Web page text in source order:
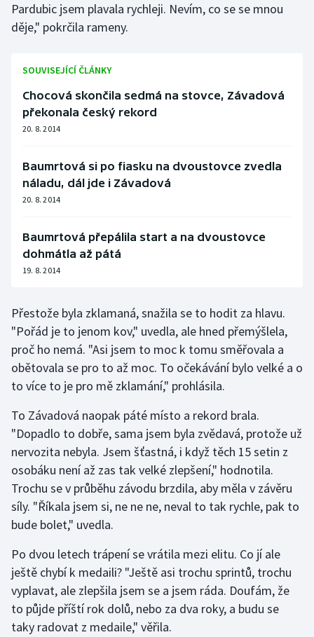
Lyže a snowboard
Motorsport
Olympijské hry
Plavání
Ragby
Rychlostní kanoistika
Short track
Sportovní střelba
Stolní tenis
Triatlon
Veslování
Vodní slalom
Volejbal
Ostatní
Pardubic jsem plavala rychleji. Nevím, co se se mnou
děje," pokrčila rameny.
SOUVISEJÍCÍ ČLÁNKY
Chocová skončila sedmá na stovce, Závadová
překonala český rekord
20. 8. 2014
Baumrtová si po fiasku na dvoustovce zvedla
náladu, dál jde i Závadová
20. 8. 2014
Baumrtová přepálila start a na dvoustovce
dohmátla až pátá
19. 8. 2014
Přestože byla zklamaná, snažila se to hodit za hlavu.
"Pořád je to jenom kov," uvedla, ale hned přemýšlela,
proč ho nemá. "Asi jsem to moc k tomu směřovala a
obětovala se pro to až moc. To očekávání bylo velké a o
to více to je pro mě zklamání," prohlásila.
To Závadová naopak páté místo a rekord brala.
"Dopadlo to dobře, sama jsem byla zvědavá, protože už
nervozita nebyla. Jsem šťastná, i když těch 15 setin z
osobáku není až zas tak velké zlepšení," hodnotila.
Trochu se v průběhu závodu brzdila, aby měla v závěru
síly. "Říkala jsem si, ne ne ne, neval to tak rychle, pak to
bude bolet," uvedla.
Po dvou letech trápení se vrátila mezi elitu. Co jí ale
ještě chybí k medaili? "Ještě asi trochu sprintů, trochu
vyplavat, ale zlepšila jsem se a jsem ráda. Doufám, že
to půjde příští rok dolů, nebo za dva roky, a budu se
taky radovat z medaile," věřila.